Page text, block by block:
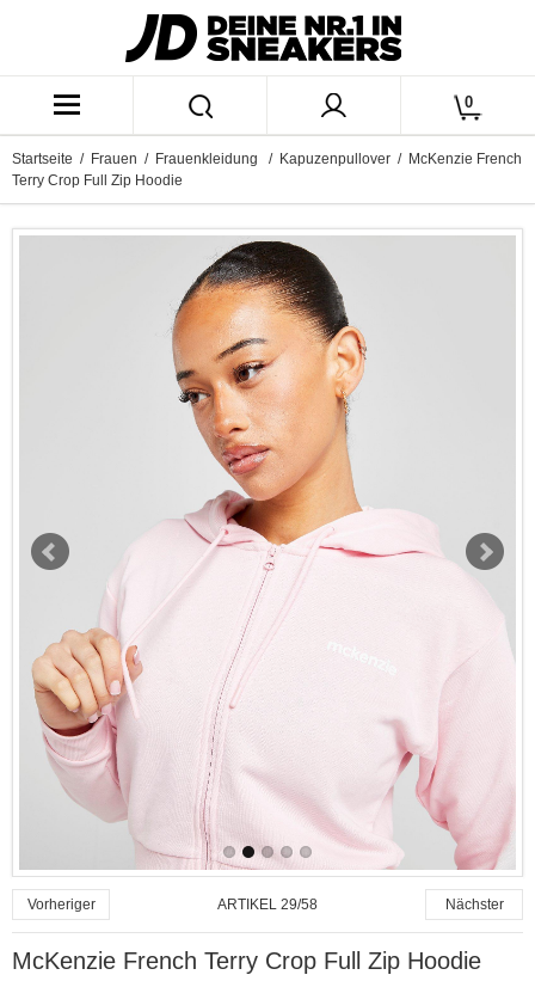
0
Startseite / Frauen / Frauenkleidung / Kapuzenpullover / McKenzie French
Terry Crop Full Zip Hoodie
Vorheriger ARTIKEL 29/58 Nächster
McKenzie French Terry Crop Full Zip Hoodie